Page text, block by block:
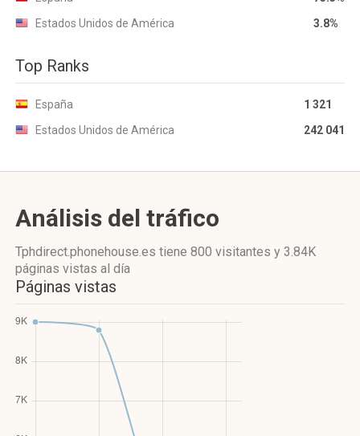
Estados Unidos de América
3.8%
Top Ranks
España
1 321
Estados Unidos de América
242 041
Análisis del tráfico
Tphdirect.phonehouse.es tiene 800 visitantes y 3.84K
páginas vistas al día
Páginas vistas